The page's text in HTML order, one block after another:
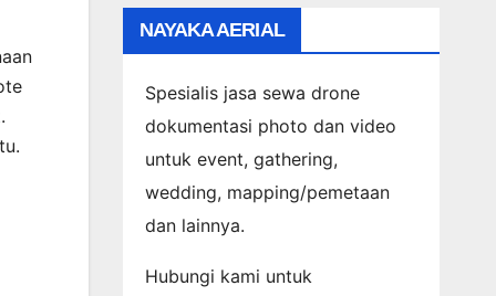
NAYAKA AERIAL
Spesialis jasa sewa drone
dokumentasi photo dan video
untuk event, gathering,
wedding, mapping/pemetaan
dan lainnya.
Hubungi kami untuk